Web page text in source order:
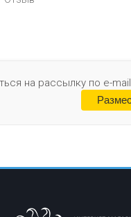
на рассылку по e-mail